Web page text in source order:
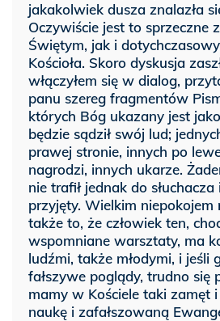
jakakolwiek dusza znalazła
Oczywiście jest to sprzeczne
Świętym, jak i
Kościoła. Skoro dyskusja
włączyłem się w dialog,
panu szereg fragmentów
których Bóg ukazany jest
będzie sądził swój lud;
prawej stronie, innych po
nagrodzi, innych ukarze.
nie trafił jednak do słuchacza
przyjęty. Wielkim niepokojem
także to, że człowiek ten,
wspomniane warsztaty, ma
ludźmi, także młodymi, i jeśli
fałszywe poglądy, trudno się
mamy w Kościele taki zamęt i
naukę i zafałszowaną